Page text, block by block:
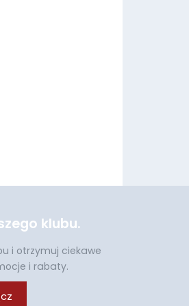
klubu.
i otrzymuj ciekawe
i rabaty.